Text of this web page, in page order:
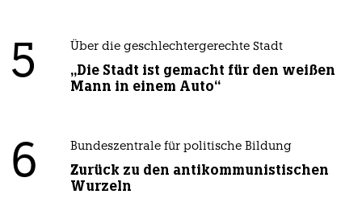
5 Über die geschlechtergerechte Stadt
„Die Stadt ist gemacht für den weißen
Mann in einem Auto“
6 Bundeszentrale für politische Bildung
Zurück zu den antikommunistischen
Wurzeln